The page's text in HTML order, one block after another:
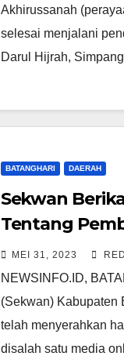
Akhirussanah
selesai menjalani
Darul Hijrah,
BATANGHARI DAERAH
Sekwan
Tentang
Anggota
MEI 31, 2023
NEWSINFO.ID,
(Sekwan) Kabupaten
telah menyerahkan
disalah satu media